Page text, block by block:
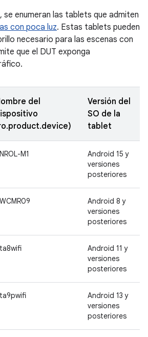
se enumeran las tablets que admiten
con poca luz. Estas tablets pueden
necesario para las escenas con
que el DUT exponga
del
Versión del
SO de la
tablet
M1
Android 15 y
versiones
posteriores
Android 8 y
versiones
posteriores
Android 11 y
versiones
posteriores
Android 13 y
versiones
posteriores